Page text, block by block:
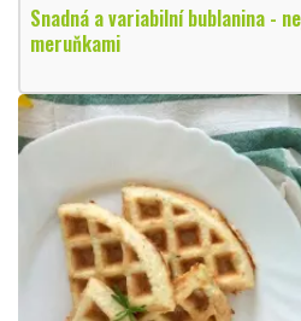
Snadná a variabilní bublanina -
meruňkami